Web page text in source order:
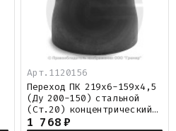
Арт.1120156
Переход ПК 219х6-159х4,5
(Ду 200-150) стальной
(Ст.20) концентрический
ГОСТ 17378
1 768₽